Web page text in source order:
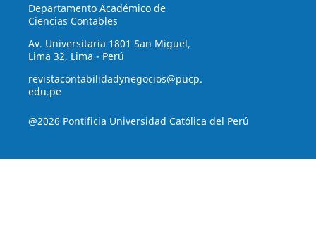
Departamento Académico de
Ciencias Contables
Av. Universitaria 1801 San Miguel,
Lima 32, Lima - Perú
revistacontabilidadynegocios@pucp.
edu.pe
@2026 Pontificia Universidad Católica del Perú